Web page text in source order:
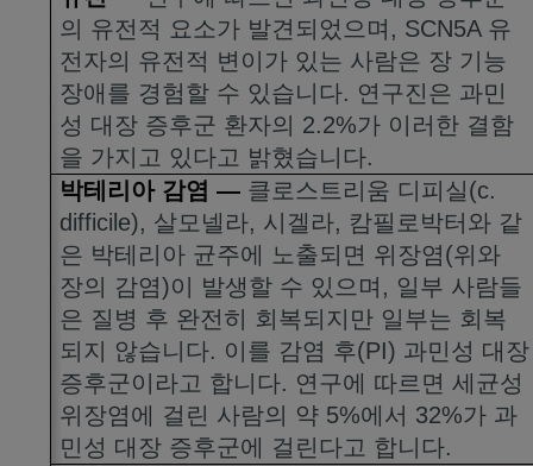
의 유전적 요소가 발견되었으며 , SCN5A 유
전자의 유전적 변이가 있는 사람은 장 기능
장애를 경험할 수 있습니다. 연구진은 과민
성 대장 증후군 환자의 2.2%가 이러한 결함
을 가지고 있다고 밝혔습니다.
박테리아 감염— 클로스트리움 디피실(c.
difficile), 살모넬라, 시겔라, 캄필로박터와 같
은 박테리아 균주에 노출되면 위장염(위와
장의 감염)이 발생할 수 있으며 , 일부 사람들
은 질병 후 완전히 회복되지만 일부는 회복
되지 않습니다. 이를 감염 후(PI) 과민성 대장
증후군이라고 합니다. 연구에 따르면 세균성
위장염에 걸린 사람의 약 5%에서 32%가 과
민성 대장 증후군에 걸린다고 합니다.